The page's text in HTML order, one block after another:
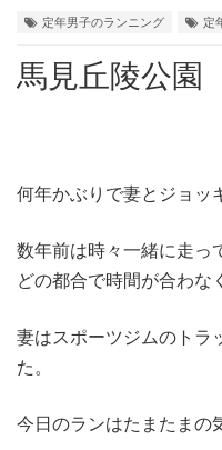
定年男子のランニング 定
馬見丘陵公園
何年かぶりで妻とジョッ
数年前は時々一緒に走っ
どの都合で時間が合わな
妻はスポーツジムのトラ
た。
今日のランはたまたまの